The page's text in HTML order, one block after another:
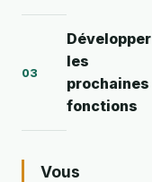
03
Développer
les
prochaines
fonctions
Vous